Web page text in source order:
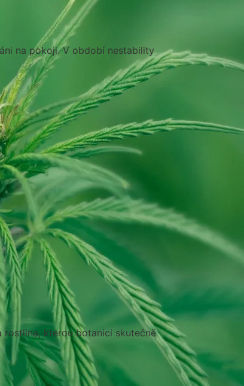
na pokoji. V období nestability
rostlina, kterou botanici skutečně